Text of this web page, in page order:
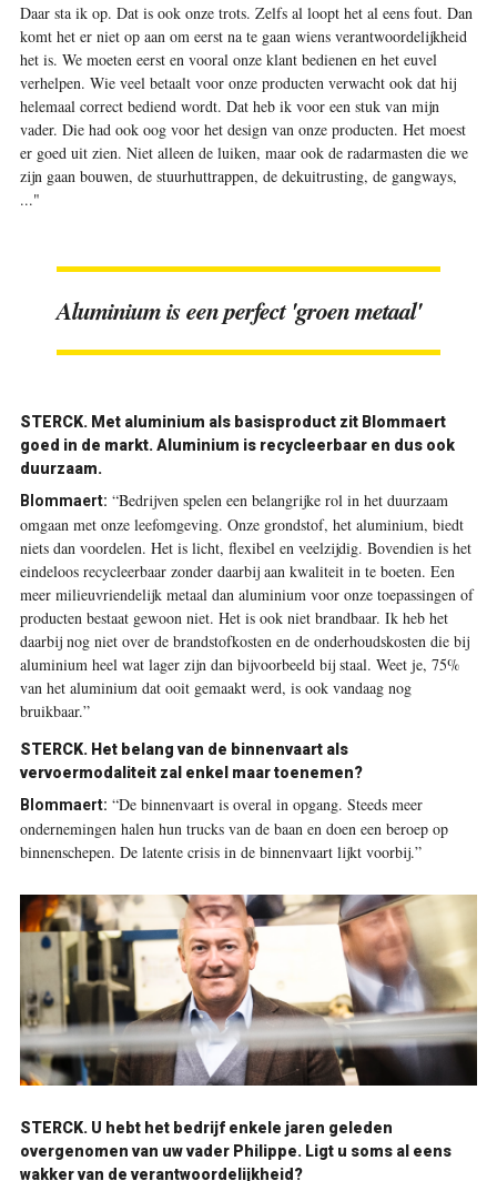
Daar sta ik op. Dat is ook onze trots. Zelfs al loopt het al eens fout. Dan
komt het er niet op aan om eerst na te gaan wiens verantwoordelijkheid
het is. We moeten eerst en vooral onze klant bedienen en het euvel
verhelpen. Wie veel betaalt voor onze producten verwacht ook dat hij
helemaal correct bediend wordt. Dat heb ik voor een stuk van mijn
vader. Die had ook oog voor het design van onze producten. Het moest
er goed uit zien. Niet alleen de luiken, maar ook de radarmasten die we
zijn gaan bouwen, de stuurhuttrappen, de dekuitrusting, de gangways,
..."
Aluminium is een perfect 'groen metaal'
STERCK. Met aluminium als basisproduct zit Blommaert
goed in de markt. Aluminium is recycleerbaar en dus ook
duurzaam.
Blommaert: “Bedrijven spelen een belangrijke rol in het duurzaam
omgaan met onze leefomgeving. Onze grondstof, het aluminium, biedt
niets dan voordelen. Het is licht, flexibel en veelzijdig. Bovendien is het
eindeloos recycleerbaar zonder daarbij aan kwaliteit in te boeten. Een
meer milieuvriendelijk metaal dan aluminium voor onze toepassingen of
producten bestaat gewoon niet. Het is ook niet brandbaar. Ik heb het
daarbij nog niet over de brandstofkosten en de onderhoudskosten die bij
aluminium heel wat lager zijn dan bijvoorbeeld bij staal. Weet je, 75%
van het aluminium dat ooit gemaakt werd, is ook vandaag nog
bruikbaar.”
STERCK. Het belang van de binnenvaart als
vervoermodaliteit zal enkel maar toenemen?
Blommaert: “De binnenvaart is overal in opgang. Steeds meer
ondernemingen halen hun trucks van de baan en doen een beroep op
binnenschepen. De latente crisis in de binnenvaart lijkt voorbij.”
STERCK. U hebt het bedrijf enkele jaren geleden
overgenomen van uw vader Philippe. Ligt u soms al eens
wakker van de verantwoordelijkheid?